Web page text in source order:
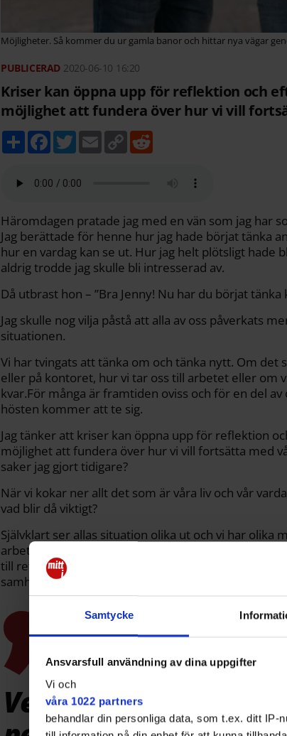
Samtycke
Ansvarsfull användning av dina uppgifter
Vi och
våra 1022 partners
behandlar din personliga data, som t.ex. ditt
Möjligheter. Så kommer du ur gamla banor och hittar nya vägar
2020-06-10 16:20
Kriser kan öppna upp för reflektion och
möjlighet att fundera över hur vi vill
D
e
F
b
k
T
w
t
E
m
C
o
k
Häromdagen pratade jag med en vän som jag har
Jag berättade för henne hur jag hade börjat tänka
hur en vardag kan se ut. Hur jag helt plötsligt hade
aldrig trodde jag skulle bli intresserad av.
Då utbrast hon – ”Bra Jenny! Nu har du börjat
Jag skulle nog vilja påstå att alla av oss påverkats
situationen.
Vi har tvingats att tänka om och tänka nytt. Om det
eller på kontoret, hur vi tar oss till arbetet eller om
kvar.För många är framtiden oviss och för en del
hösten kommer att te sig.
Jag tänker att kriser kan öppna upp för reflektion
möjlighet att fundera över hur vi vill fortsätta med
saker jag gjort tidigare?
När vi kokar ner allt det som är våra liv och vår
vad blir då viktigt?
Självklart ser allas situation olika ut och vi har olika
arbetssituation, osv.När vi tvingas ur våra vanliga
till reflektion och ifrågasättande. Vem hade trott att
samhällen för ett år sedan?
Vem hade trott att vi